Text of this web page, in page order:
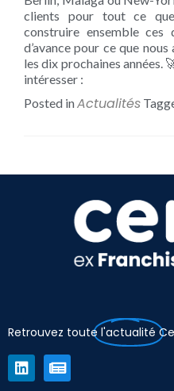
clients pour tout ce
construire ensemble
d’avance pour ce que
les dix prochaines années.
intéresser :
Posted inActualités
Retrouvez toute l'actualité